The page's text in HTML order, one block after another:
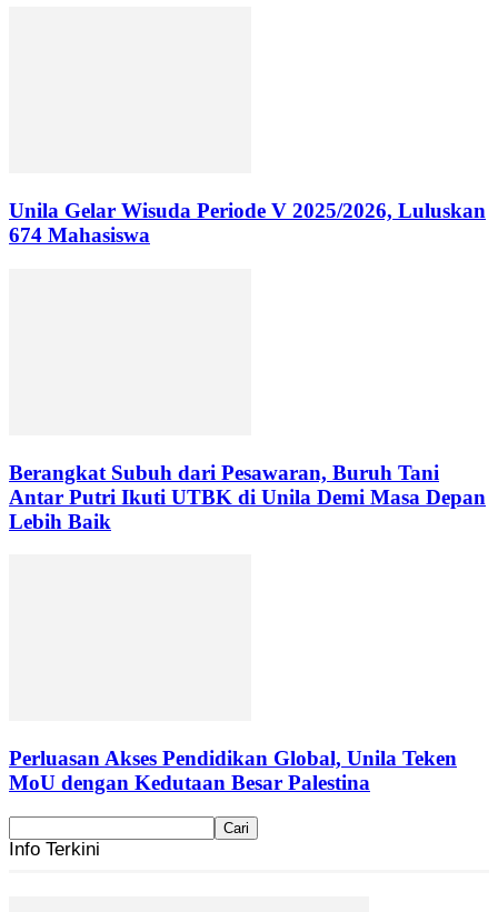
Unila Gelar Wisuda Periode V 2025/2026, Luluskan
674 Mahasiswa
Berangkat Subuh dari Pesawaran, Buruh Tani
Antar Putri Ikuti UTBK di Unila Demi Masa Depan
Lebih Baik
Perluasan Akses Pendidikan Global, Unila Teken
MoU dengan Kedutaan Besar Palestina
Info Terkini